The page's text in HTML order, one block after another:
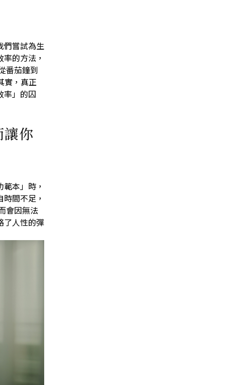
們嘗試為生
的方法，
番茄鐘到
實，真正
率」的囚
讓你
本」時，
間不足，
會因無法
了人性的彈